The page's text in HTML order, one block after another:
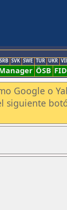
SRB SVK SWE TUR UKR
ÖSB
Google o
siguiente